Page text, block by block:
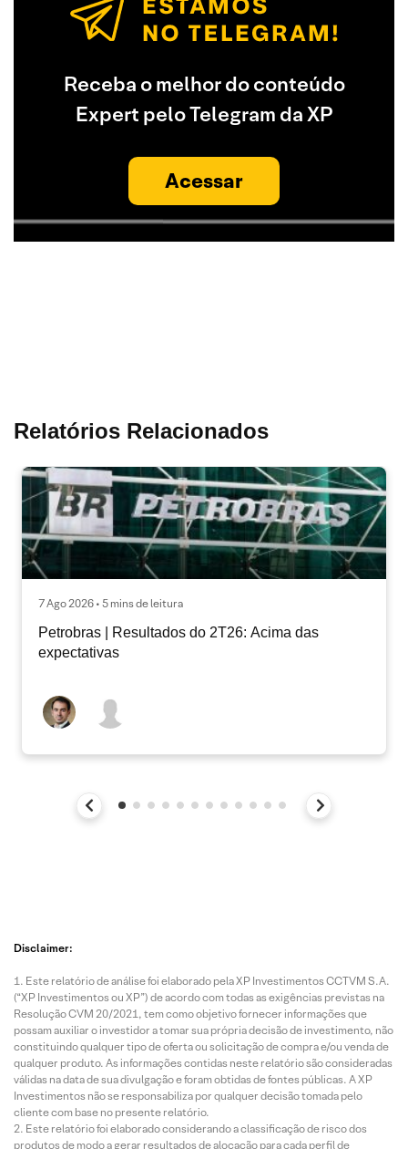
Receba o melhor do conteúdo
Expert pelo Telegram da XP
Acessar
Relatórios Relacionados
7 Ago 2026 • 5 mins de leitura
Petrobras | Resultados do 2T26: Acima das
expectativas
Disclaimer:
Este relatório de análise foi elaborado pela XP Investimentos CCTVM S.A.
(“XP Investimentos ou XP”) de acordo com todas as exigências previstas na
Resolução CVM 20/2021, tem como objetivo fornecer informações que
possam auxiliar o investidor a tomar sua própria decisão de investimento, não
constituindo qualquer tipo de oferta ou solicitação de compra e/ou venda de
qualquer produto. As informações contidas neste relatório são consideradas
válidas na data de sua divulgação e foram obtidas de fontes públicas. A XP
Investimentos não se responsabiliza por qualquer decisão tomada pelo
cliente com base no presente relatório.
Este relatório foi elaborado considerando a classificação de risco dos
produtos de modo a gerar resultados de alocação para cada perfil de